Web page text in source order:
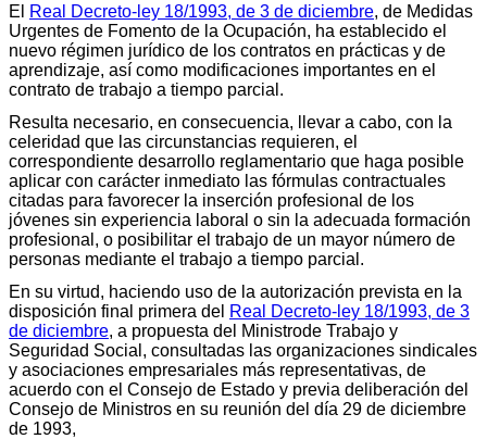
El Real Decreto-ley 18/1993, de 3 de diciembre, de Medidas
Urgentes de Fomento de la Ocupación, ha establecido el
nuevo régimen jurídico de los contratos en prácticas y de
aprendizaje, así como modificaciones importantes en el
contrato de trabajo a tiempo parcial.
Resulta necesario, en consecuencia, llevar a cabo, con la
celeridad que las circunstancias requieren, el
correspondiente desarrollo reglamentario que haga posible
aplicar con carácter inmediato las fórmulas contractuales
citadas para favorecer la inserción profesional de los
jóvenes sin experiencia laboral o sin la adecuada formación
profesional, o posibilitar el trabajo de un mayor número de
personas mediante el trabajo a tiempo parcial.
En su virtud, haciendo uso de la autorización prevista en la
disposición final primera del Real Decreto-ley 18/1993, de 3
de diciembre, a propuesta del Ministrode Trabajo y
Seguridad Social, consultadas las organizaciones sindicales
y asociaciones empresariales más representativas, de
acuerdo con el Consejo de Estado y previa deliberación del
Consejo de Ministros en su reunión del día 29 de diciembre
de 1993,